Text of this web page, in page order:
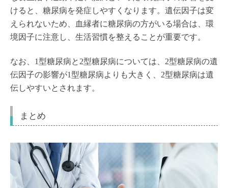
けると、糖尿病を発症しやすくなります。遺伝因子は変
えられないため、血縁者に糖尿病の方がいる場合は、環
境因子に注意し、生活習慣を整えることが重要です。
なお、1型糖尿病と2型糖尿病については、2型糖尿病の遺
伝因子の影響が1型糖尿病よりも大きく、2型糖尿病は遺
伝しやすいとされます。
まとめ